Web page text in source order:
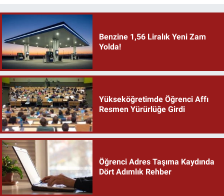
Benzine 1,56 Liralık Yeni Zam
Yolda!
Yükseköğretimde Öğrenci Affı
Resmen Yürürlüğe Girdi
Öğrenci Adres Taşıma Kaydında
Dört Adımlık Rehber